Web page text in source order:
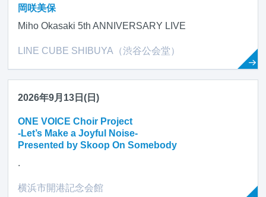
岡咲美保
Miho Okasaki 5th ANNIVERSARY LIVE
LINE CUBE SHIBUYA（渋谷公会堂）
2026年9月13日(日)
ONE VOICE Choir Project
-Let’s Make a Joyful Noise-
Presented by Skoop On Somebody
.
横浜市開港記念会館